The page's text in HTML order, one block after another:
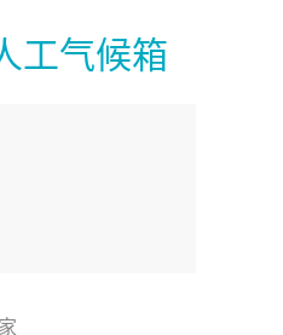
工气候箱